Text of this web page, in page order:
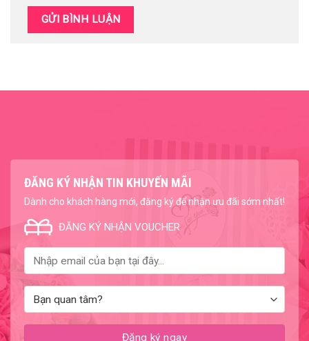
ĐĂNG KÝ NHẬN TIN KHUYẾN MÃI
Dành cho khách hàng mới, đăng ký để nhận ưu đãi sớm nhất!
ĐĂNG KÝ NHẬN VOUCHER